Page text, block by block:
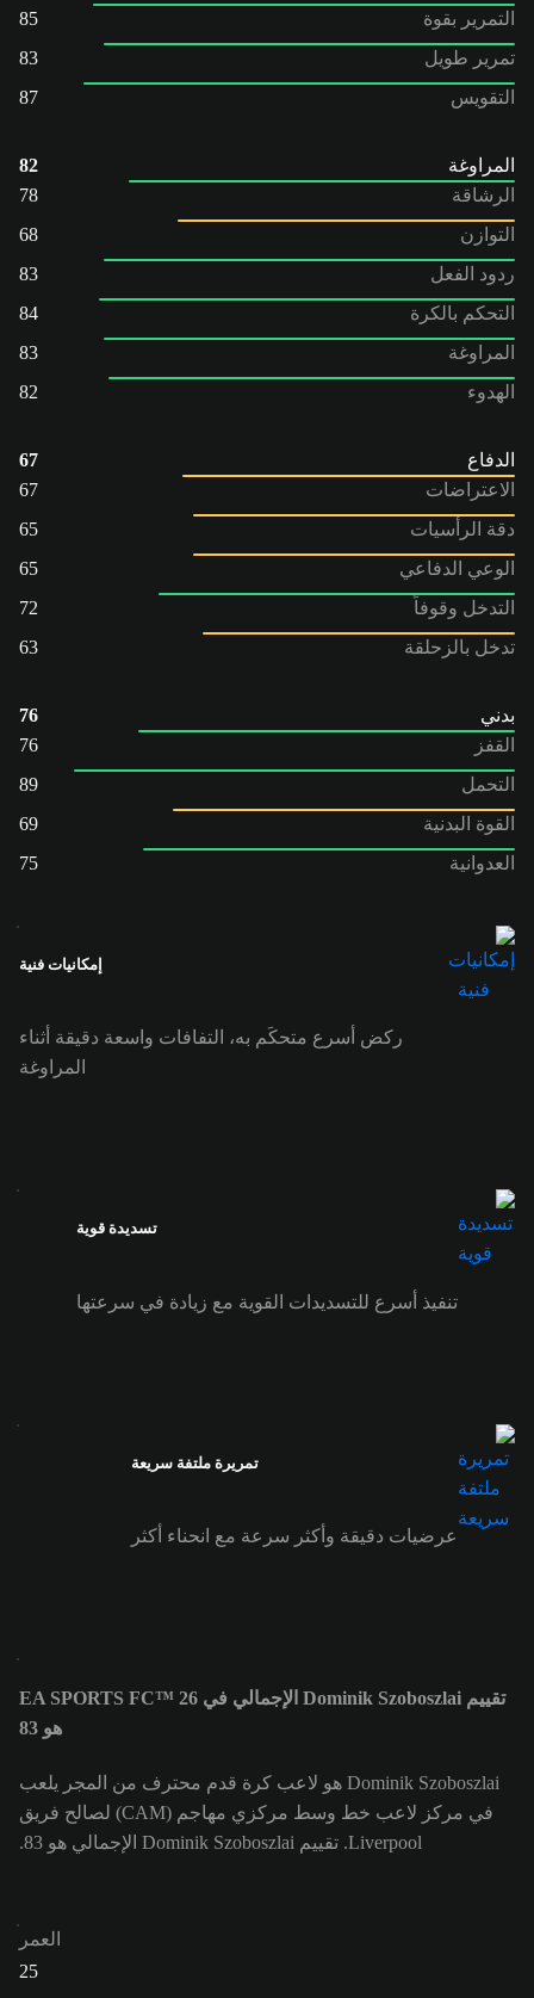
التمرير بقوة
85
تمرير طويل
83
التقويس
87
المراوغة
82
الرشاقة
78
التوازن
68
ردود الفعل
83
التحكم بالكرة
84
المراوغة
83
الهدوء
82
الدفاع
67
الاعتراضات
67
دقة الرأسيات
65
الوعي الدفاعي
65
التدخل وقوفاً
72
تدخل بالزحلقة
63
بدني
76
القفز
76
التحمل
89
القوة البدنية
69
العدوانية
75
إمكانيات فنية
ركض أسرع متحكَم به، التفافات واسعة دقيقة أثناء
المراوغة
تسديدة قوية
تنفيذ أسرع للتسديدات القوية مع زيادة في سرعتها
تمريرة ملتفة سريعة
عرضيات دقيقة وأكثر سرعة مع انحناء أكثر
تقييم Dominik Szoboszlai الإجمالي في EA SPORTS FC™ 26
هو 83
Dominik Szoboszlai هو لاعب كرة قدم محترف من المجر يلعب
في مركز لاعب خط وسط مركزي مهاجم (CAM) لصالح فريق
Liverpool. تقييم Dominik Szoboszlai الإجمالي هو 83.
العمر
25